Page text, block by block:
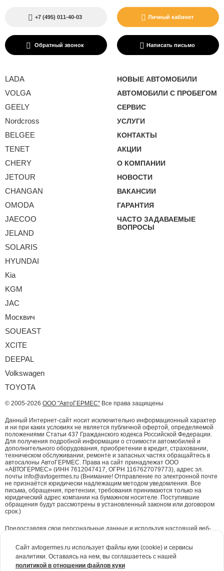
+7 (495) 011-40-03 Личный кабинет
Обратный звонок Написать письмо
LADA
VOLGA
GEELY
Nordcross
BELGEE
TENET
CHERY
JETOUR
CHANGAN
OMODA
JAECOO
JELAND
SOLARIS
HYUNDAI
Kia
KGM
JAC
Москвич
SOUEAST
XCITE
DEEPAL
Volkswagen
TOYOTA
НОВЫЕ АВТОМОБИЛИ
АВТОМОБИЛИ С ПРОБЕГОМ
СЕРВИС
УСЛУГИ
КОНТАКТЫ
АКЦИИ
О КОМПАНИИ
НОВОСТИ
ВАКАНСИИ
ГАРАНТИЯ
ЧАСТО ЗАДАВАЕМЫЕ
ВОПРОСЫ
© 2005-2026 ООО "АвтоГЕРМЕС" Все права защищены
Данный Интернет-сайт носит исключительно информационный характер
и ни при каких условиях не является публичной офертой, определяемой
положениями Статьи 437 Гражданского кодекса Российской Федерации.
Для получения подробной информации о стоимости автомобилей и
дополнительного оборудования, приобретении в кредит, страховании,
техническом обслуживании, ремонте и запасных частях обращайтесь в
автосалоны АвтоГЕРМЕС. Права на сайт принадлежат ООО
«АВТОГЕРМЕС» (ИНН 7612047417, ОГРН 1167627079773), адрес эл.
почты info@avtogermes.ru (Внимание! Отправление по электронной почте
не признаётся юридически надлежащим методом уведомления. Все
письма, обращения, претензии, требования принимаются только на
юридический адрес компании на бумажном носителе. Поступившие
обращения будут рассмотрены в установленный законом или договором
срок.)
Предоставляя свои персональные данные и используя настоящий веб-
Для повышения удобства работы с сайтом и обеспечения его корректной
работы компания АвтоГЕРМЕСиспользует файлы куки (cookie)
Сайт avtogermes.ru использует файлы куки (cookie) и сервисы
аналитики. Оставаясь на нем, вы соглашаетесь с нашей
политикой в отношении файлов куки